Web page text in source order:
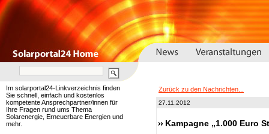
Im solarportal24-Linkverzeichnis finden
Sie schnell, einfach und kostenlos
kompetente Ansprechpartner/innen für
Ihre Fragen rund ums Thema
Solarenergie, Erneuerbare Energien und
mehr.
Zurück zu den Nachrichten...
27.11.2012
Kampagne „1.000 Euro